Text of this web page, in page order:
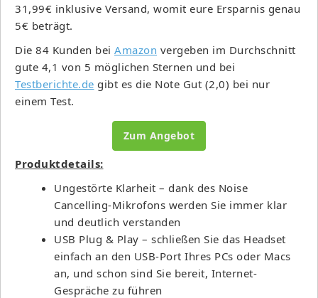
31,99€ inklusive Versand, womit eure Ersparnis genau
5€ beträgt.
Die 84 Kunden bei Amazon vergeben im Durchschnitt
gute 4,1 von 5 möglichen Sternen und bei
Testberichte.de gibt es die Note Gut (2,0) bei nur
einem Test.
Zum Angebot
Produktdetails:
Ungestörte Klarheit – dank des Noise
Cancelling-Mikrofons werden Sie immer klar
und deutlich verstanden
USB Plug & Play – schließen Sie das Headset
einfach an den USB-Port Ihres PCs oder Macs
an, und schon sind Sie bereit, Internet-
Gespräche zu führen